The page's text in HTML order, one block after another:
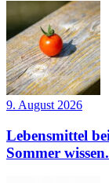
9. August 2026
Lebensmittel
Sommer